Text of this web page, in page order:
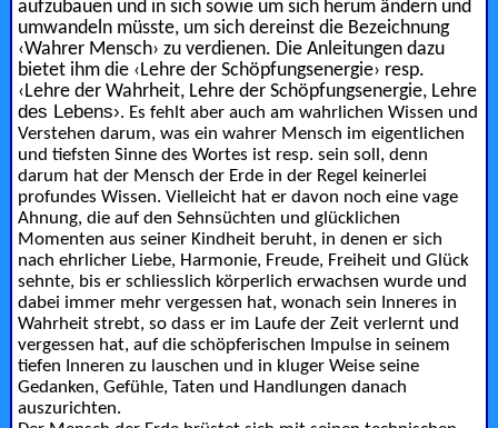
aufzubauen und in sich sowie um sich herum ändern und
umwandeln müsste, um sich dereinst die Bezeichnung
‹Wahrer Mensch› zu verdienen. Die Anleitungen dazu
bietet ihm die ‹Lehre der Schöpfungsenergie› resp.
‹Lehre der Wahrheit, Lehre der Schöpfungsenergie, Lehre
des Lebens›. Es fehlt aber auch am wahrlichen Wissen und
Verstehen darum, was ein wahrer Mensch im eigentlichen
und tiefsten Sinne des Wortes ist resp. sein soll, denn
darum hat der Mensch der Erde in der Regel keinerlei
profundes Wissen. Vielleicht hat er davon noch eine vage
Ahnung, die auf den Sehnsüchten und glücklichen
Momenten aus seiner Kindheit beruht, in denen er sich
nach ehrlicher Liebe, Harmonie, Freude, Freiheit und Glück
sehnte, bis er schliesslich körperlich erwachsen wurde und
dabei immer mehr vergessen hat, wonach sein Inneres in
Wahrheit strebt, so dass er im Laufe der Zeit verlernt und
vergessen hat, auf die schöpferischen Impulse in seinem
tiefen Inneren zu lauschen und in kluger Weise seine
Gedanken, Gefühle, Taten und Handlungen danach
auszurichten.